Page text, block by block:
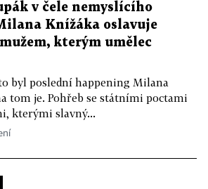
v čele nemyslícího
Knížáka oslavuje
kterým umělec
byl poslední happening Milana
tom je. Pohřeb se státními poctami
kterými slavný...